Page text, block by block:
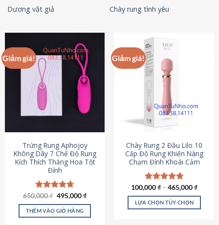
Dương vật giả
Chày rung tình yêu
Giảm giá!
Trứng Rung Aphojoy
Không Dây 7 Chế Độ Rung
Kích Thích Thăng Hoa Tột
Đỉnh
Được xếp
hạng4.72
5 sao
650,000₫ Giá
là:
650,000 ₫.
495,000₫Giá
tại
495,000 ₫.
THÊM VÀO GIỎ HÀNG
Giảm giá!
Chày Rung 2 Đầu Lilo 10
Cấp Độ Rung Khiến Nàng
Chạm Đỉnh Khoái Cảm
Được xếp
hạng4.80
5 sao
100,000₫ – 465,000₫
LỰA CHỌN TÙY CHỌN